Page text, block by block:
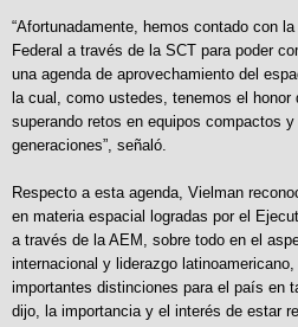
“Afortunadamente, hemos contado con
Federal a través de la SCT para poder
una agenda de aprovechamiento del
la cual, como ustedes, tenemos el
superando retos en equipos compactos
generaciones”, señaló.
Respecto a esta agenda, Vielman
en materia espacial logradas por el
a través de la AEM, sobre todo en el
internacional y liderazgo
importantes distinciones para el país en
dijo, la importancia y el interés de estar